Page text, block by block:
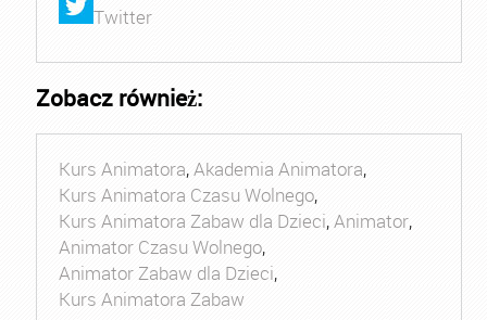
Twitter
Zobacz również:
Kurs Animatora,Akademia Animatora,
Kurs Animatora Czasu Wolnego,
Kurs Animatora Zabaw dla Dzieci,Animator,
Animator Czasu Wolnego,
Animator Zabaw dla Dzieci,
Kurs Animatora Zabaw